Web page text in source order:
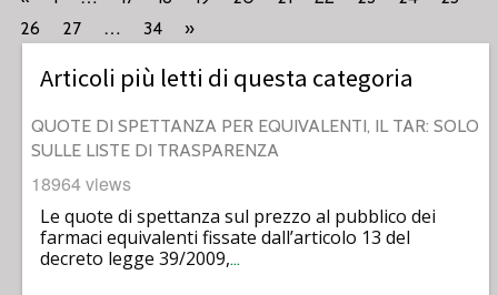
26
27 … 34 »
Articoli più letti di questa categoria
QUOTE DI SPETTANZA PER EQUIVALENTI, IL TAR: SOLO
SULLE LISTE DI TRASPARENZA
18964 views
Le quote di spettanza sul prezzo al pubblico dei
farmaci equivalenti fissate dall’articolo 13 del
decreto legge 39/2009,…